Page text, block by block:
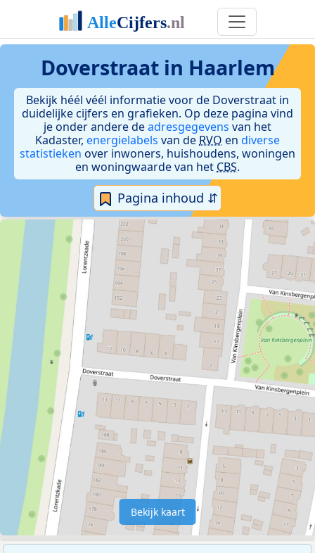
Doverstraat in Haarlem
Bekijk héél véél informatie voor de Doverstraat in
duidelijke cijfers en grafieken. Op deze pagina vind
je onder andere deadresgegevens van het
Kadaster, energielabels van de RVO en diverse
statistieken over inwoners, huishoudens, woningen
en woningwaarde van het CBS.
Pagina inhoud ⇵
Bekijk kaart